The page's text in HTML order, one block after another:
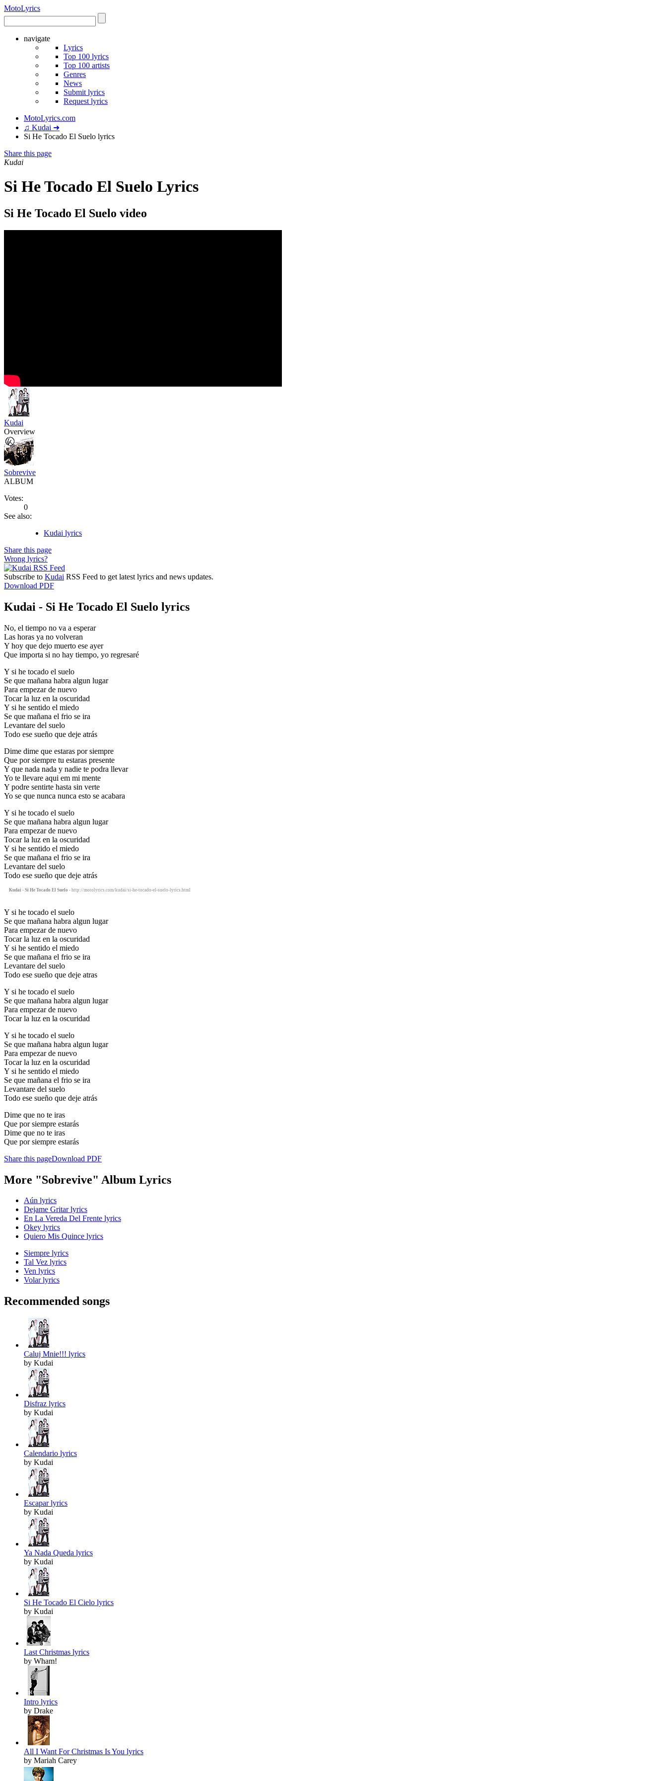
MotoLyrics
navigate
Lyrics
Top 100 lyrics
Top 100 artists
Genres
News
Submit lyrics
Request lyrics
MotoLyrics.com
♫ Kudai ➜
Si He Tocado El Suelo lyrics
Share this page
Kudai
Si He Tocado El Suelo Lyrics
Si He Tocado El Suelo video
Kudai
Overview
Sobrevive
ALBUM
Votes:
0
See also:
Kudai lyrics
Share this page
Wrong lyrics?
Subscribe to Kudai RSS Feed to get latest lyrics and news updates.
Download PDF
Kudai - Si He Tocado El Suelo lyrics
No, el tiempo no va a esperar
Las horas ya no volveran
Y hoy que dejo muerto ese ayer
Que importa si no hay tiempo, yo regresaré
Y si he tocado el suelo
Se que mañana habra algun lugar
Para empezar de nuevo
Tocar la luz en la oscuridad
Y si he sentido el miedo
Se que mañana el frio se ira
Levantare del suelo
Todo ese sueño que deje atrás
Dime dime que estaras por siempre
Que por siempre tu estaras presente
Y que nada nada y nadie te podra llevar
Yo te llevare aqui em mi mente
Y podre sentirte hasta sin verte
Yo se que nunca nunca esto se acabara
Y si he tocado el suelo
Se que mañana habra algun lugar
Para empezar de nuevo
Tocar la luz en la oscuridad
Y si he sentido el miedo
Se que mañana el frio se ira
Levantare del suelo
Todo ese sueño que deje atrás
Kudai - Si He Tocado El Suelo - http://motolyrics.com/kudai/si-he-tocado-el-suelo-lyrics.html
Y si he tocado el suelo
Se que mañana habra algun lugar
Para empezar de nuevo
Tocar la luz en la oscuridad
Y si he sentido el miedo
Se que mañana el frio se ira
Levantare del suelo
Todo ese sueño que deje atras
Y si he tocado el suelo
Se que mañana habra algun lugar
Para empezar de nuevo
Tocar la luz en la oscuridad
Y si he tocado el suelo
Se que mañana habra algun lugar
Para empezar de nuevo
Tocar la luz en la oscuridad
Y si he sentido el miedo
Se que mañana el frio se ira
Levantare del suelo
Todo ese sueño que deje atrás
Dime que no te iras
Que por siempre estarás
Dime que no te iras
Que por siempre estarás
Share this pageDownload PDF
More "Sobrevive" Album Lyrics
Aún lyrics
Dejame Gritar lyrics
En La Vereda Del Frente lyrics
Okey lyrics
Quiero Mis Quince lyrics
Siempre lyrics
Tal Vez lyrics
Ven lyrics
Volar lyrics
Recommended songs
Caluj Mnie!!! lyrics
by Kudai
Disfraz lyrics
by Kudai
Calendario lyrics
by Kudai
Escapar lyrics
by Kudai
Ya Nada Queda lyrics
by Kudai
Si He Tocado El Cielo lyrics
by Kudai
Last Christmas lyrics
by Wham!
Intro lyrics
by Drake
All I Want For Christmas Is You lyrics
by Mariah Carey